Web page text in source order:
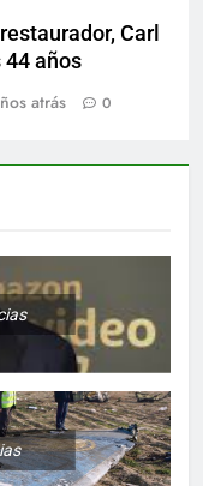
Carl
44 años
atrás 0